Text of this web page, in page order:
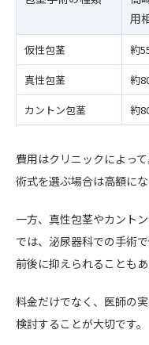
用
仮性包茎 約
真性包茎
約
カントン包茎
約
費用はクリニックによっ
術式を選ぶ場合は高額にな
一方、真性包茎やカント
では、泌尿器科での手術
前後に抑えられることもあ
料金だけでなく、医師の
検討することが大切です。